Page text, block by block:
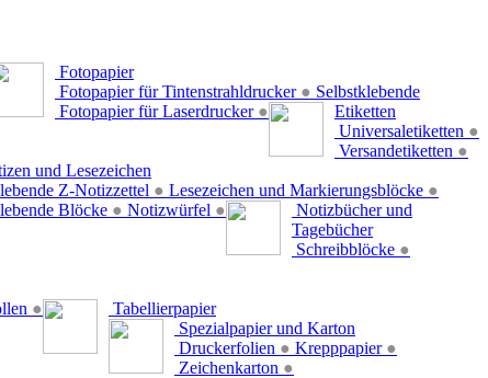
Fotopapier
Fotopapier für Tintenstrahldrucker ●
Fotopapier für Laserdrucker ●
Selbstklebende
Etiketten
Universaletiketten ●
Versandetiketten ●
und Lesezeichen
Z-Notizzettel ● Lesezeichen und Markierungsblöcke ●
Blöcke ● Notizwürfel ●
Notizbücher und
Tagebücher
Schreibblöcke ●
●
Tabellierpapier
Spezialpapier und Karton
Druckerfolien ● Krepppapier ●
Zeichenkarton ●